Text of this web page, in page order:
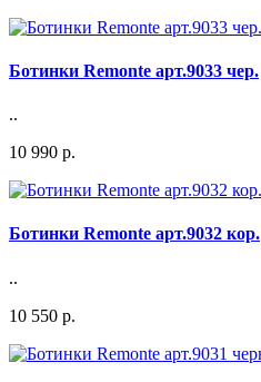
Ботинки Remonte арт.9033 чер.
..
10 990 р.
Ботинки Remonte арт.9032 кор.
..
10 550 р.